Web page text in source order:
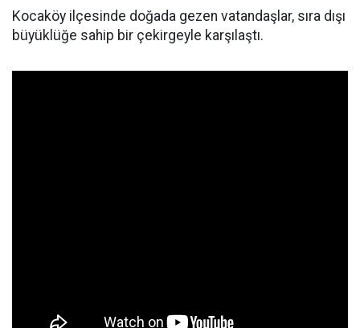
Kocaköy ilçesinde doğada gezen vatandaşlar, sıra dışı
büyüklüğe sahip bir çekirgeyle karşılaştı.